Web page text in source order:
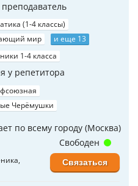
(1-4 классы)
мир
и еще 13
1-4 класса
у репетитора
Черёмушки
по всему городу (Москва)
Свободен
Связаться